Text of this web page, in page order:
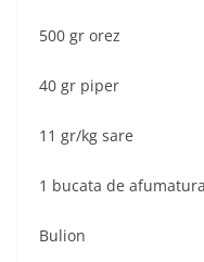
500 gr orez
40 gr piper
11 gr/kg sare
1 bucata de afumatura
Bulion